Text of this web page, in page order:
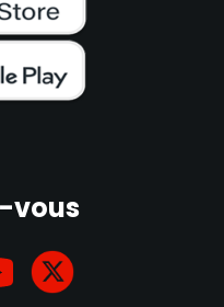
vous